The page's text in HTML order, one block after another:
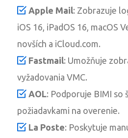
Apple Mail: Zobrazuje
iOS 16, iPadOS 16, macOS
novších a iCloud.com.
Fastmail: Umožňuje
vyžadovania VMC.
AOL: Podporuje BIMI so
požiadavkami na overenie.
La Poste: Poskytuje